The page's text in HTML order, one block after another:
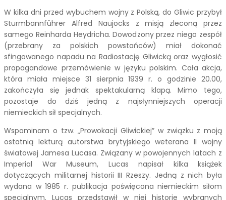
W kilka dni przed wybuchem wojny z Polską, do Gliwic przybył
Sturmbannführer Alfred Naujocks z misją zleconą przez
samego Reinharda Heydricha. Dowodzony przez niego zespół
(przebrany za polskich powstańców) miał dokonać
sfingowanego napadu na Radiostację Gliwicką oraz wygłosić
propagandowe przemówienie w języku polskim. Cała akcja,
która miała miejsce 31 sierpnia 1939 r. o godzinie 20.00,
zakończyła się jednak spektakularną klapą. Mimo tego,
pozostaje do dziś jedną z najsłynniejszych operacji
niemieckich sił specjalnych.
Wspominam o tzw. „Prowokacji Gliwickiej” w związku z moją
ostatnią lekturą autorstwa brytyjskiego weterana II wojny
światowej Jamesa Lucasa. Związany w powojennych latach z
Imperial War Museum, Lucas napisał kilka książek
dotyczących militarnej historii III Rzeszy. Jedną z nich była
wydana w 1985 r. publikacja poświęcona niemieckim siłom
specjalnym. Lucas przedstawił w niej historie wybranych